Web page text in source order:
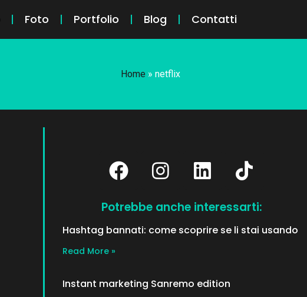
Foto Portfolio Blog Contatti
Home » netflix
Potrebbe anche interessarti:
Hashtag bannati: come scoprire se li stai usando
Read More »
Instant marketing Sanremo edition